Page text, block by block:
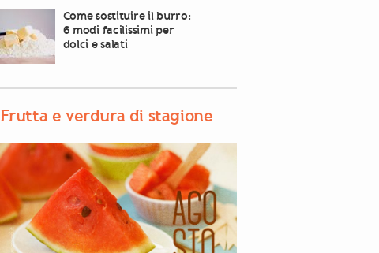
Come sostituire il burro:
6 modi facilissimi per
dolci e salati
Frutta e verdura di stagione